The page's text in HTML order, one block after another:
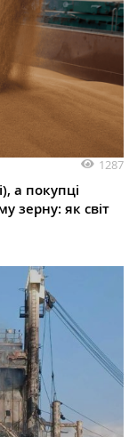
1287
а покупці
зерну: як світ